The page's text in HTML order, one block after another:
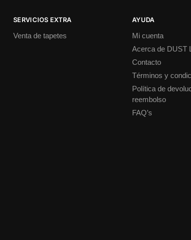
SERVICIOS EXTRA
Venta de tapetes
AYUDA
Mi cuenta
Acerca de DUST
Contacto
Términos y
Política de
reembolso
FAQ’s